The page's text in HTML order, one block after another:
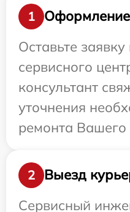
1
Оставьте заявку
сервисного
консультант
уточнения
ремонта Вашего
2
Выезд
Сервисный